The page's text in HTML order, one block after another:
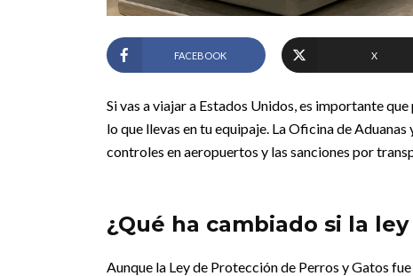
FACEBOOK X
Si vas a viajar a Estados Unidos, es importante
lo que llevas en tu equipaje. La Oficina de
controles en aeropuertos y las sanciones por
¿Qué ha cambiado si la
Aunque la Ley de Protección de Perros y Gatos fue